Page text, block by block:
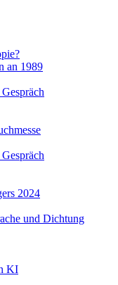
an 1989
2024
und Dichtung
KI